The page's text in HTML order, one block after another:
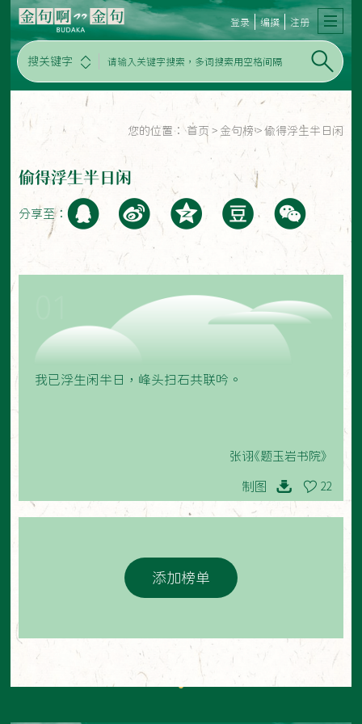
搜关键字
登录 编撰 注册
您的位置： 首页 > 金句榜 > 偷得浮生半日闲
偷得浮生半日闲
分享至：
我已浮生闲半日，峰头扫石共联吟。
张诩《题玉岩书院》
制图 22
添加榜单